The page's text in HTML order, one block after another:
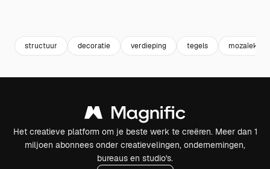
structuur decoratie verdieping tegels mozaïek
Het creatieve platform om je beste werk te creëren. Meer dan 1
miljoen abonnees onder creatievelingen, ondernemingen,
bureaus en studio's.